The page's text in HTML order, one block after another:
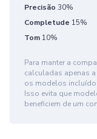
Precisão 30%
Completude 15%
Tom 10%
Para manter a
calculadas apenas
os modelos
Isso evita que
beneficiem de um